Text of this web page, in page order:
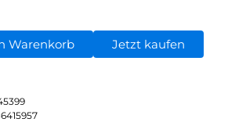
Warenkorb Jetzt kaufen